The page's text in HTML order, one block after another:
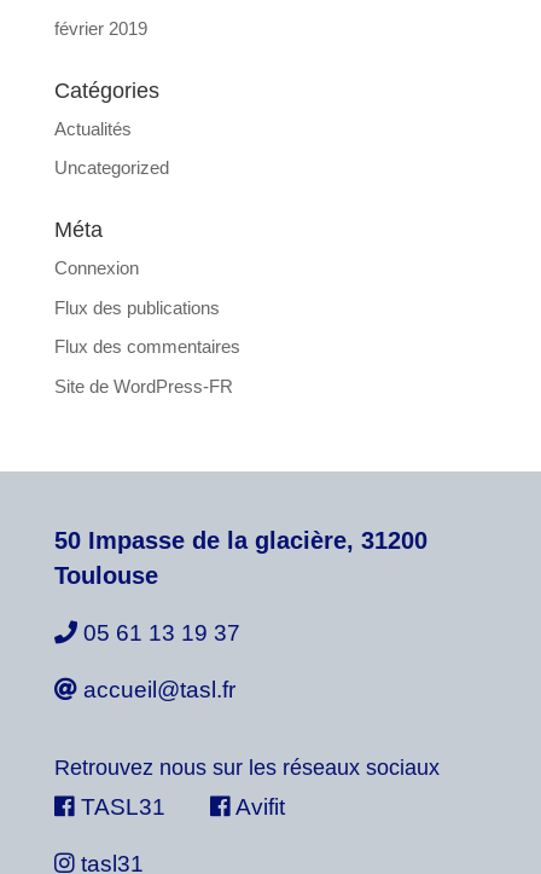
février 2019
Catégories
Actualités
Uncategorized
Méta
Connexion
Flux des publications
Flux des commentaires
Site de WordPress-FR
50 Impasse de la glacière, 31200
Toulouse
05 61 13 19 37
accueil@tasl.fr
Retrouvez nous sur les réseaux sociaux
TASL31 Avifit
tasl31